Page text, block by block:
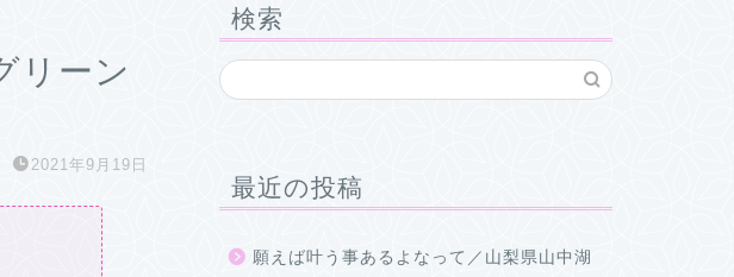
リーン
2021年9月19日
検索
最近の投稿
願えば叶う事あるよなって／山梨県山中湖